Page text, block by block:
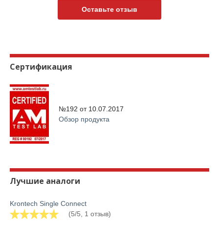
Оставьте отзыв
Сертификация
№192 от 10.07.2017
Обзор продукта
Лучшие аналоги
Krontech Single Connect
(5/5, 1 отзыв)